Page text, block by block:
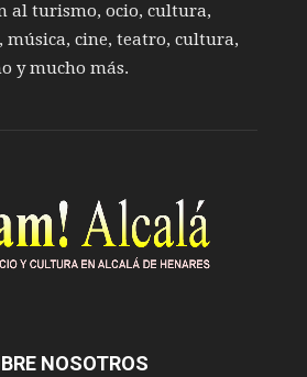
al turismo, ocio, cultura,
música, cine, teatro, cultura,
y mucho más.
NOSOTROS